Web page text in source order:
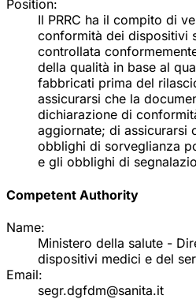
Position:
Il PRRC ha il compito di
conformità dei dispositivi
controllata
della qualità in base al
fabbricati prima del
assicurarsi che la
dichiarazione di
aggiornate; di assicurarsi
obblighi di sorveglianza
e gli obblighi di
Competent Authority
Name:
Ministero della salute -
dispositivi medici e del
Email:
segr.dgfdm@sanita.it